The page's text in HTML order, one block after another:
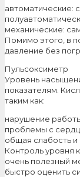
автоматические:
механические:
Помимо этого, в
давление без
Пульсоксиметр
Уровень
показателям.
таким как:
нарушение
проблемы с
общая слабость и
Контроль уровня
очень полезный
быстро оценить